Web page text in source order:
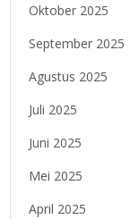
Oktober 2025
September 2025
Agustus 2025
Juli 2025
Juni 2025
Mei 2025
April 2025